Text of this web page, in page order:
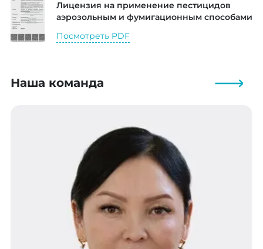
Лицензия на применение пестицидов
аэрозольным и фумигационным способами
Посмотреть PDF
Наша команда